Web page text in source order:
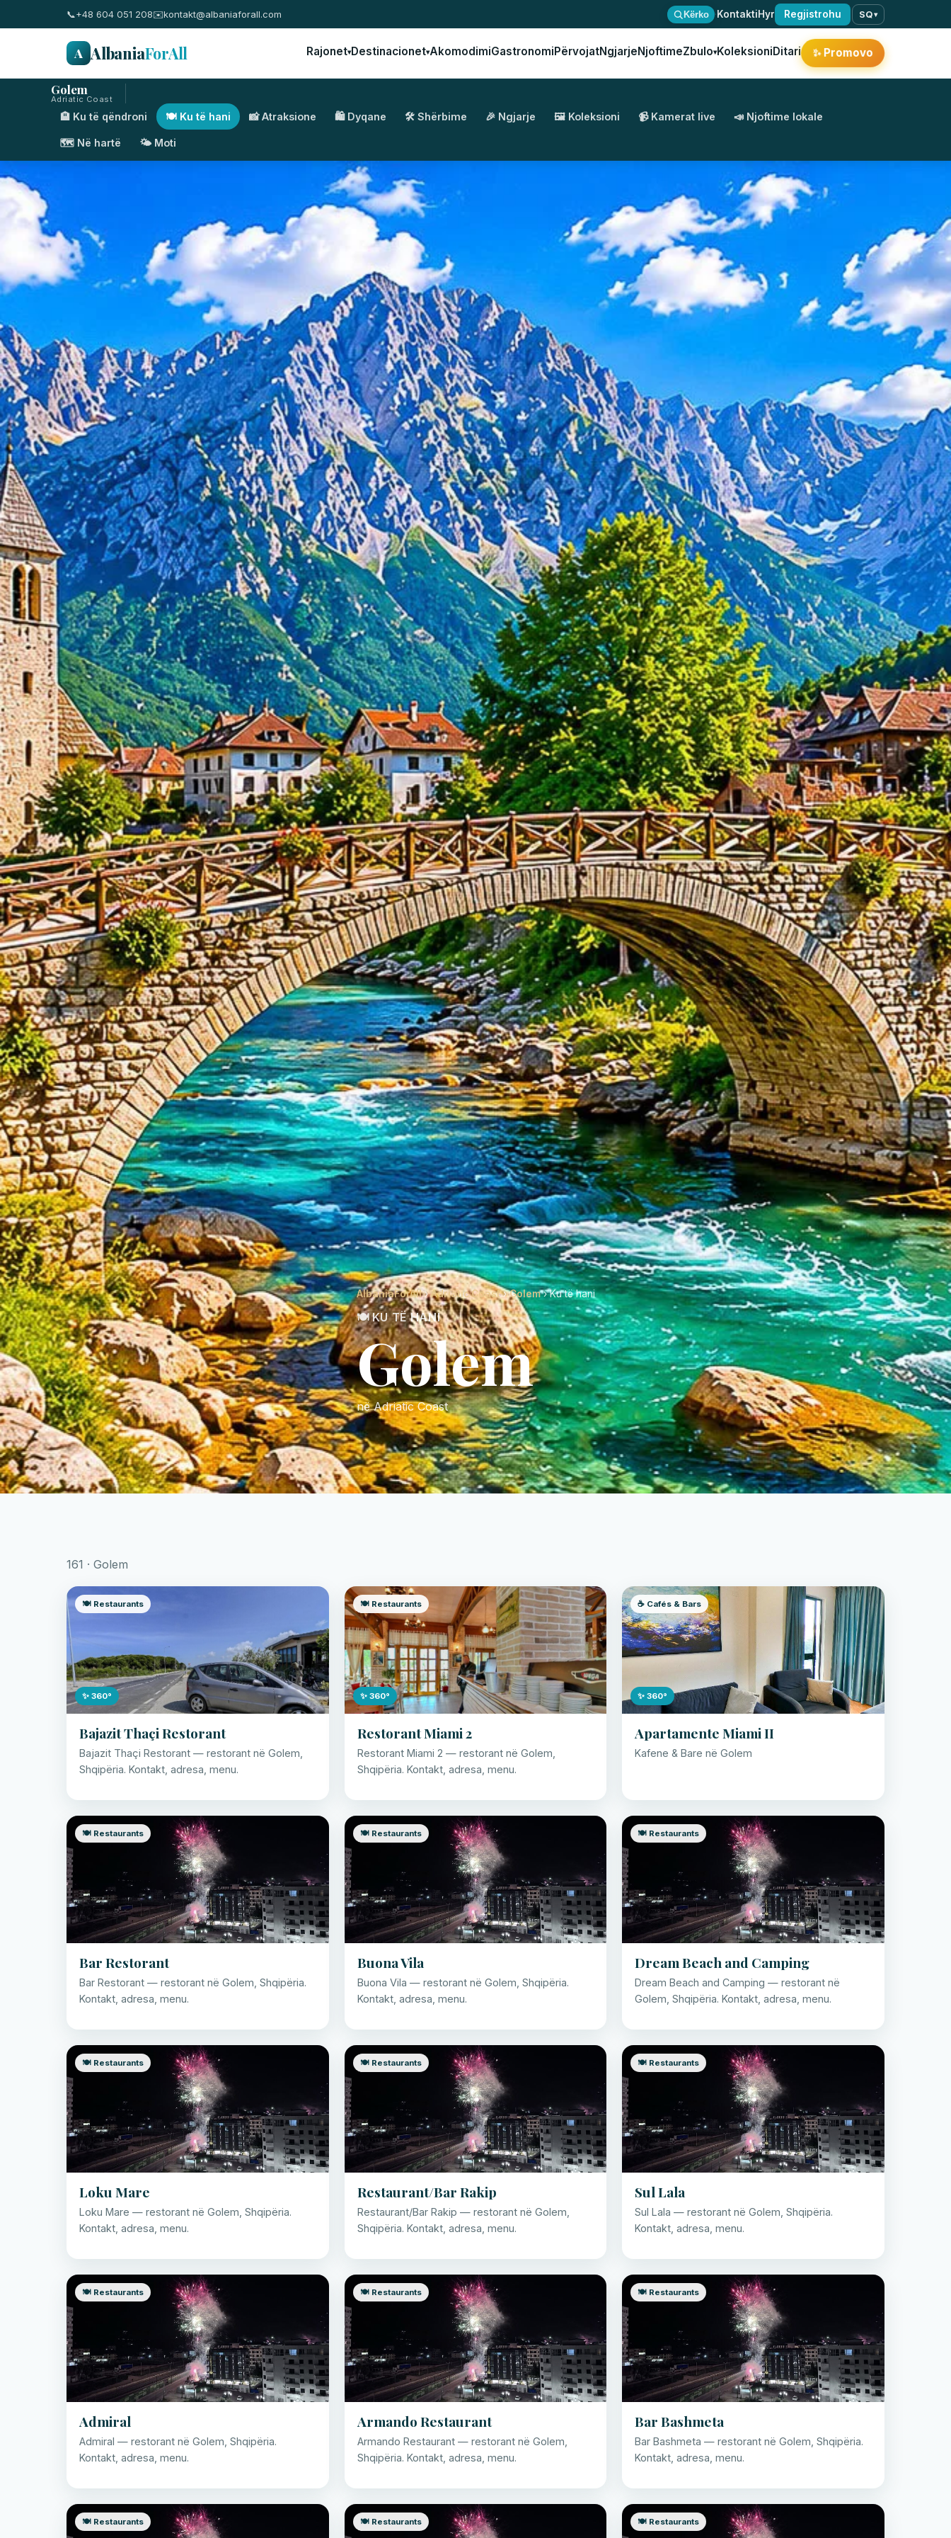
📞+48 604 051 208✉️kontakt@albaniaforall.com Kërko ·KontaktiHyr Regjistrohu SQ▾
A AlbaniaForAll Rajonet▾Destinacionet▾AkomodimiGastronomiPërvojatNgjarjeNjoftimeZbulo▾KoleksioniDitari ✨Promovo
Golem
Adriatic Coast
🏨 Ku të qëndroni 🍽️ Ku të hani 📸 Atraksione 🛍️ Dyqane 🛠️ Shërbime 🎉 Ngjarje 🖼️ Koleksioni 📹 Kamerat live 📣 Njoftime lokale
🗺️ Në hartë 🌤️ Moti
AlbaniaForAll›Adriatic Coast›Golem› Ku të hani
🍽️ KU TË HANI
Golem
në Adriatic Coast
161 · Golem
🍽️ Restaurants
✨ 360°
Bajazit Thaçi Restorant
Bajazit Thaçi Restorant — restorant në Golem,
Shqipëria. Kontakt, adresa, menu.
🍽️ Restaurants
✨ 360°
Restorant Miami 2
Restorant Miami 2 — restorant në Golem,
Shqipëria. Kontakt, adresa, menu.
☕ Cafés & Bars
✨ 360°
Apartamente Miami II
Kafene & Bare në Golem
🍽️ Restaurants
Bar Restorant
Bar Restorant — restorant në Golem, Shqipëria.
Kontakt, adresa, menu.
🍽️ Restaurants
Buona Vila
Buona Vila — restorant në Golem, Shqipëria.
Kontakt, adresa, menu.
🍽️ Restaurants
Dream Beach and Camping
Dream Beach and Camping — restorant në
Golem, Shqipëria. Kontakt, adresa, menu.
🍽️ Restaurants
Loku Mare
Loku Mare — restorant në Golem, Shqipëria.
Kontakt, adresa, menu.
🍽️ Restaurants
Restaurant/Bar Rakip
Restaurant/Bar Rakip — restorant në Golem,
Shqipëria. Kontakt, adresa, menu.
🍽️ Restaurants
Sul Lala
Sul Lala — restorant në Golem, Shqipëria.
Kontakt, adresa, menu.
🍽️ Restaurants
Admiral
Admiral — restorant në Golem, Shqipëria.
Kontakt, adresa, menu.
🍽️ Restaurants
Armando Restaurant
Armando Restaurant — restorant në Golem,
Shqipëria. Kontakt, adresa, menu.
🍽️ Restaurants
Bar Bashmeta
Bar Bashmeta — restorant në Golem, Shqipëria.
Kontakt, adresa, menu.
🍽️ Restaurants 🍽️ Restaurants 🍽️ Restaurants